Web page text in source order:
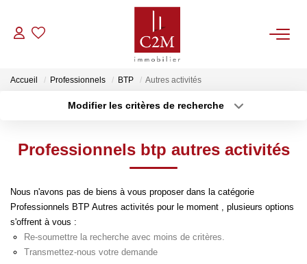
CONTACT
ESTIMATION
NOTRE AGENCE
BIENS VENDUS
Accueil Professionnels BTP Autres activités
Modifier les critères de recherche
Plus de critères Créer une alerte
Professionnels btp autres activités
Nous n'avons pas de biens à vous proposer dans la catégorie
Professionnels BTP Autres activités pour le moment , plusieurs options
s'offrent à vous :
Re-soumettre la recherche avec moins de critères.
Transmettez-nous votre demande